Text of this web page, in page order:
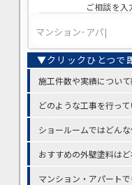
ご相談を入
施工件数や実績について
どのような工事を行って
ショールームではどん
おすすめの外壁塗料は
マンション・アパート